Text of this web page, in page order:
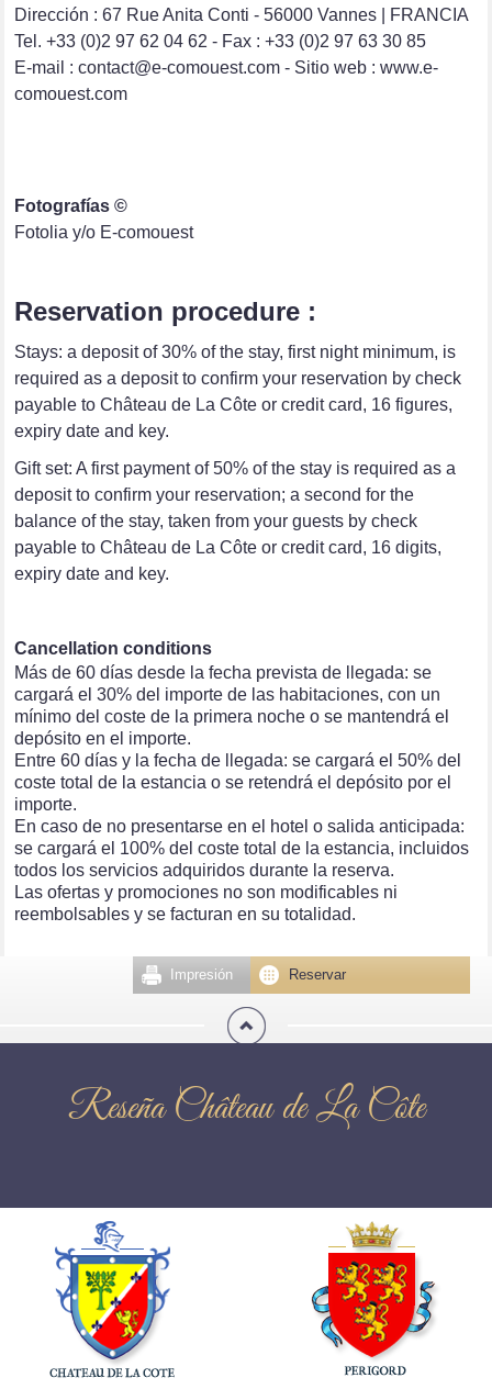
Dirección : 67 Rue Anita Conti - 56000 Vannes | FRANCIA
Tel. +33 (0)2 97 62 04 62 - Fax : +33 (0)2 97 63 30 85
E-mail : contact@e-comouest.com - Sitio web : www.e-
comouest.com
Fotografías ©
Fotolia y/o E-comouest
Reservation procedure :
Stays: a deposit of 30% of the stay, first night minimum, is
required as a deposit to confirm your reservation by check
payable to Château de La Côte or credit card, 16 figures,
expiry date and key.
Gift set: A first payment of 50% of the stay is required as a
deposit to confirm your reservation; a second for the
balance of the stay, taken from your guests by check
payable to Château de La Côte or credit card, 16 digits,
expiry date and key.
Cancellation conditions
Más de 60 días desde la fecha prevista de llegada: se
cargará el 30% del importe de las habitaciones, con un
mínimo del coste de la primera noche o se mantendrá el
depósito en el importe.
Entre 60 días y la fecha de llegada: se cargará el 50% del
coste total de la estancia o se retendrá el depósito por el
importe.
En caso de no presentarse en el hotel o salida anticipada:
se cargará el 100% del coste total de la estancia, incluidos
todos los servicios adquiridos durante la reserva.
Las ofertas y promociones no son modificables ni
reembolsables y se facturan en su totalidad.
Reservar
Impresión
Reseña Château de La Côte